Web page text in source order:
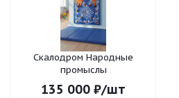
Скалодром Народные
промыслы
135 000 ₽/шт